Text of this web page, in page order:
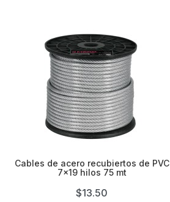

Cables de acero recubiertos de PVC
7x19 hilos 75 mt
$13.50